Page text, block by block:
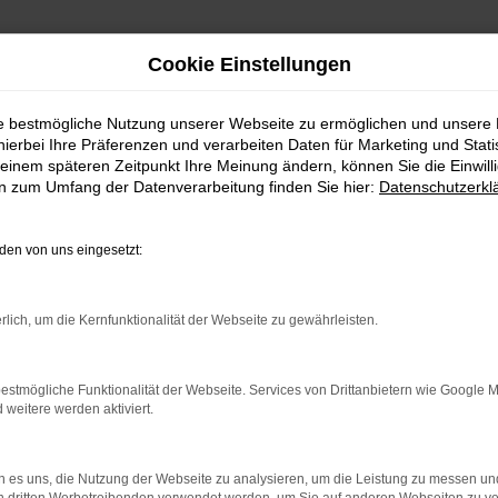
Gebrauchtwagen
– direkt
dieser Gelegenheit kannst du dich gleich bei
passende Fahrzeug für dich finden. Wenn du aus
nach Garching ein. Das liegt bei München und
Problem! Wir bieten dir einen Lieferservice
brauchst du deine eigenen vier Wände nicht zu
Cookie Einstellungen
bestmögliche Nutzung unserer Webseite zu ermöglichen und unsere
Ihre Präferenzen und verarbeiten Daten für Marketing und
späteren Zeitpunkt Ihre Meinung ändern, können Sie die
zum Umfang der Datenverarbeitung finden Sie hier:
von uns eingesetzt:
um die Kernfunktionalität der Webseite zu gewährleisten.
Funktionalität der Webseite. Services von Drittanbietern wie Google
weitere werden aktiviert.
es uns, die Nutzung der Webseite zu analysieren, um die Leistung zu messen